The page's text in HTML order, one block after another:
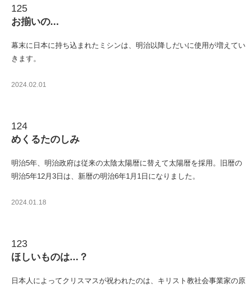
125
お揃いの...
幕末に日本に持ち込まれたミシンは、明治以降しだいに使用が増えてい
きます。
2024.02.01
124
めくるたのしみ
明治5年、明治政府は従来の太陰太陽暦に替えて太陽暦を採用。旧暦の
明治5年12月3日は、新暦の明治6年1月1日になりました。
2024.01.18
123
ほしいものは...？
日本人によってクリスマスが祝われたのは、キリスト教社会事業家の原